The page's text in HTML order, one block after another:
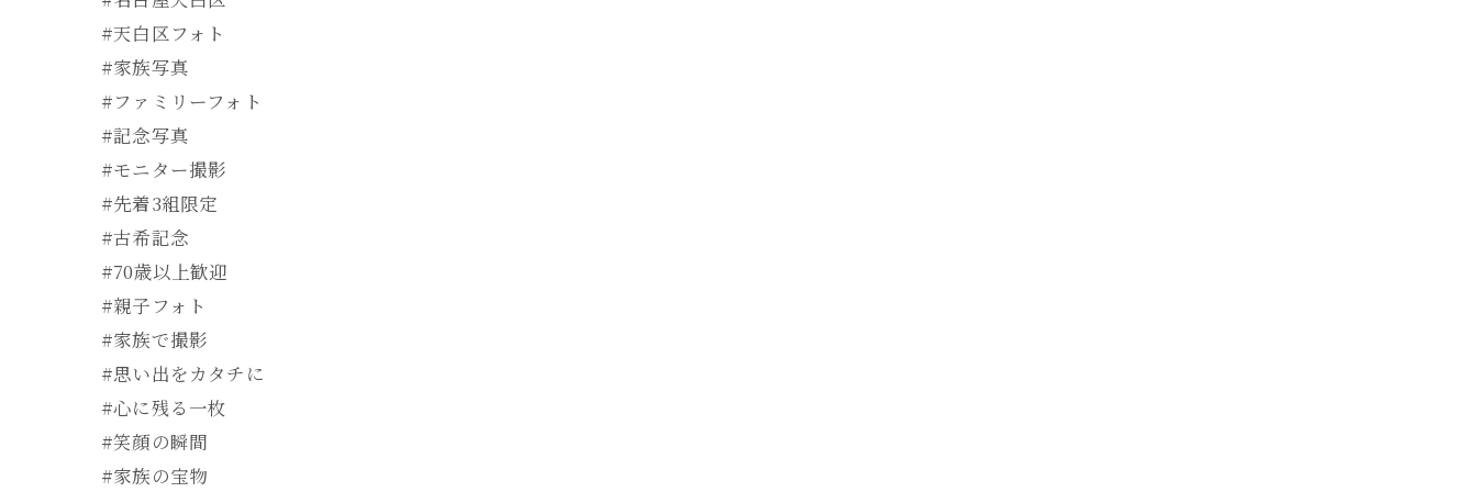
#天白区フォト
#家族写真
#ファミリーフォト
#記念写真
#モニター撮影
#先着3組限定
#古希記念
#70歳以上歓迎
#親子フォト
#家族で撮影
#思い出をカタチに
#心に残る一枚
#笑顔の瞬間
#家族の宝物